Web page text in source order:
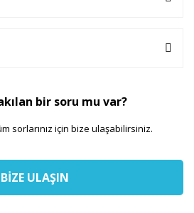
bir soru mu var?
sorlarınız için bize ulaşabilirsiniz.
BİZE ULAŞIN